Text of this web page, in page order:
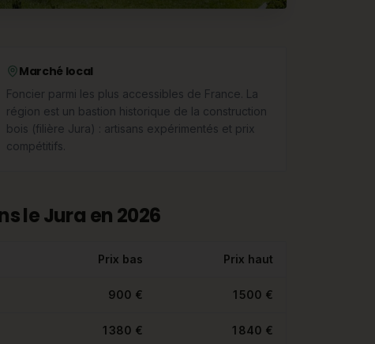
Marché local
Foncier parmi les plus accessibles de France. La
région est un bastion historique de la construction
bois (filière Jura) : artisans expérimentés et prix
compétitifs.
le Jura en 2026
Prix bas Prix haut
900 € 1 500 €
1 380 € 1 840 €